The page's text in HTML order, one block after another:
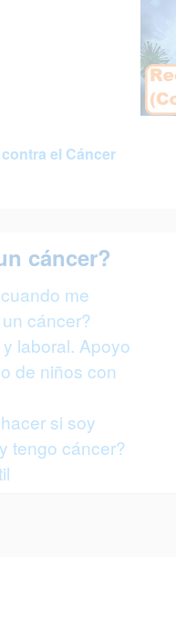
el Cáncer
cáncer?
me
cáncer?
laboral. Apoyo
de niños con
si soy
tengo cáncer?